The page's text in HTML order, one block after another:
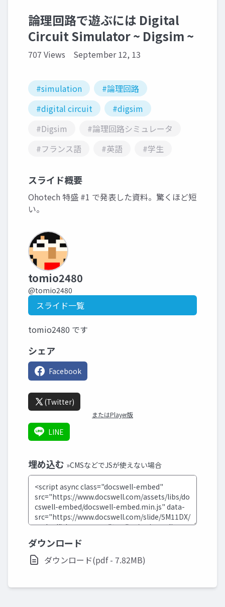
論理回路で遊ぶには Digital
Circuit Simulator ~ Digsim ~
707 Views September 12, 13
#simulation
#論理回路
#digital circuit
#digsim
#Digsim
#論理回路シミュレータ
#フランス語
#英語 #学生
スライド概要
Ohotech 特盛 #1 で発表した資料。驚くほど短
い。
tomio2480
@tomio2480
スライド一覧
tomio2480 です
シェア
Facebook
(Twitter)
またはPlayer版
LINE
埋め込む »CMSなどでJSが使えない場合
ダウンロード
ダウンロード(pdf - 7.82MB)